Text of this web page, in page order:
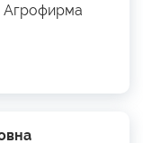
Агрофирма